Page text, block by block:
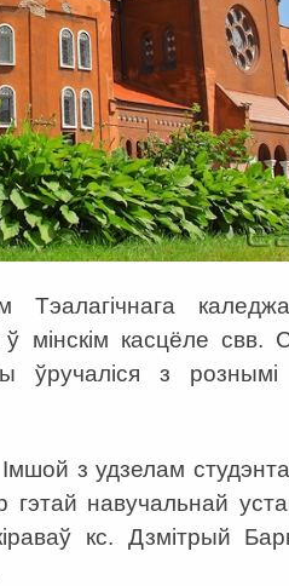
Тэалагічнага
мінскім касцёле свв.
з рознымі
з удзелам
гэтай навучальнай
кс. Дзмітрый